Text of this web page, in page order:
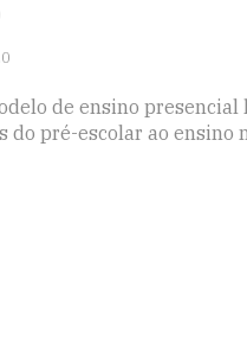
de ensino
do pré-escolar ao ensino